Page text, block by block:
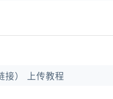
接） 上传教程